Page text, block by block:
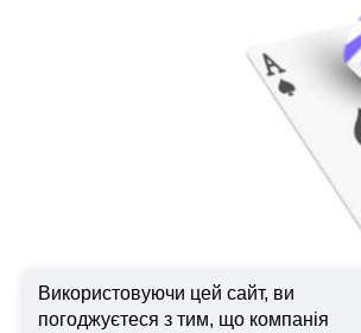
Використовуючи цей сайт, ви
погоджуєтеся з тим, що компанія